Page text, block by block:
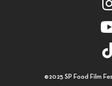
©2025 SP Food Film